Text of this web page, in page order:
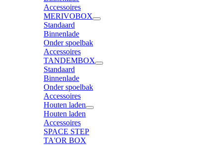
Accessoires
MERIVOBOX
Standaard
Binnenlade
Onder spoelbak
Accessoires
TANDEMBOX
Standaard
Binnenlade
Onder spoelbak
Accessoires
Houten laden
Houten laden
Accessoires
SPACE STEP
TA'OR BOX